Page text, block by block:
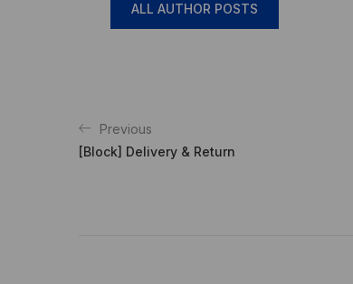
ALL AUTHOR POSTS
Previous
[Block] Delivery & Return